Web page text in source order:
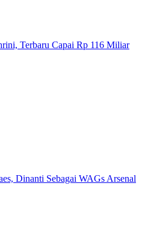
Terbaru Capai Rp 116 Miliar
Dinanti Sebagai WAGs Arsenal